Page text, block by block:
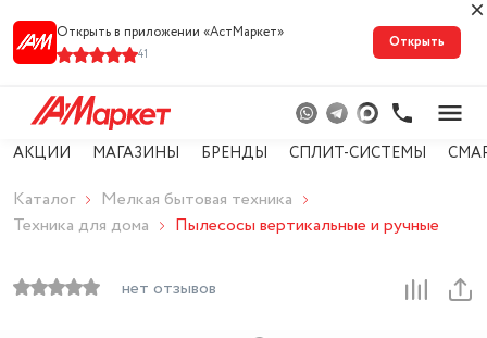
Открыть в приложении «АстМарке‪т‬»
41
Открыть
АКЦИИ МАГАЗИНЫ БРЕНДЫ СПЛИТ-СИСТЕМЫ
Каталог
Мелкая бытовая техника
Техника для дома
Пылесосы вертикальные и ручные
нет отзывов